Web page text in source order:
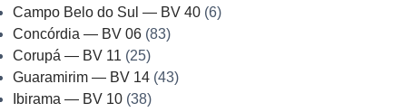
Campo Belo do Sul — BV 40(6)
Concórdia — BV 06(83)
Corupá — BV 11 (25)
Guaramirim — BV 14(43)
Ibirama — BV 10(38)